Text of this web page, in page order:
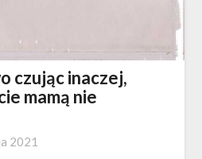
czując inaczej,
mamą nie
2021